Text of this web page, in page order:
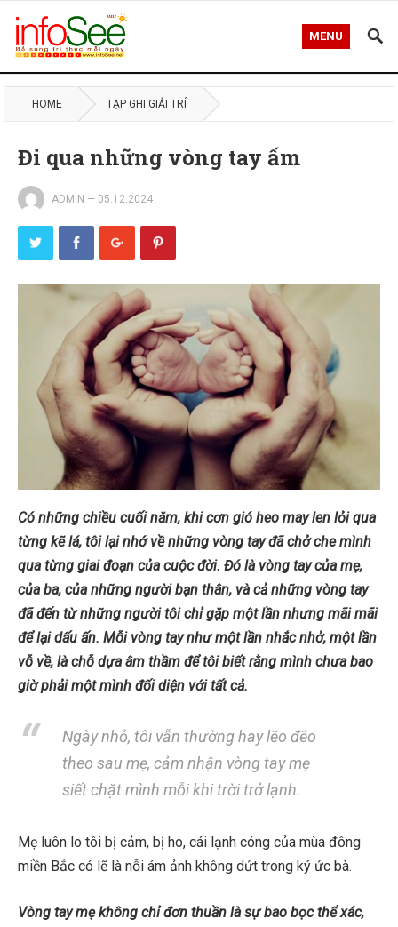
MENU
HOME TẠP GHI GIẢI TRÍ
Đi qua những vòng tay ấm
ADMIN — 05.12.2024
Có những chiều cuối năm, khi cơn gió heo may len lỏi qua
từng kẽ lá, tôi lại nhớ về những vòng tay đã chở che mình
qua từng giai đoạn của cuộc đời. Đó là vòng tay của mẹ,
của ba, của những người bạn thân, và cả những vòng tay
đã đến từ những người tôi chỉ gặp một lần nhưng mãi mãi
để lại dấu ấn. Mỗi vòng tay như một lần nhắc nhở, một lần
vỗ về, là chỗ dựa âm thầm để tôi biết rằng mình chưa bao
giờ phải một mình đối diện với tất cả.
Ngày nhỏ, tôi vẫn thường hay lẽo đẽo
theo sau mẹ, cảm nhận vòng tay mẹ
siết chặt mình mỗi khi trời trở lạnh.
Mẹ luôn lo tôi bị cảm, bị ho, cái lạnh cóng của mùa đông
miền Bắc có lẽ là nỗi ám ảnh không dứt trong ký ức bà.
Vòng tay mẹ không chỉ đơn thuần là sự bao bọc thể xác,